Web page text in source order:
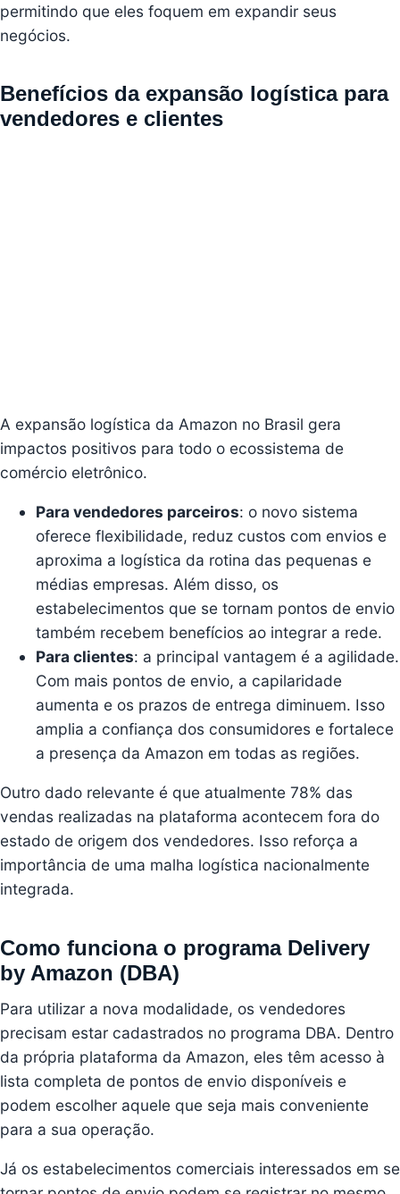
permitindo que eles foquem em expandir seus
negócios.
Benefícios da expansão logística para
vendedores e clientes
A expansão logística da Amazon no Brasil gera
impactos positivos para todo o ecossistema de
comércio eletrônico.
Para vendedores parceiros: o novo sistema
oferece flexibilidade, reduz custos com envios e
aproxima a logística da rotina das pequenas e
médias empresas. Além disso, os
estabelecimentos que se tornam pontos de envio
também recebem benefícios ao integrar a rede.
Para clientes: a principal vantagem é a agilidade.
Com mais pontos de envio, a capilaridade
aumenta e os prazos de entrega diminuem. Isso
amplia a confiança dos consumidores e fortalece
a presença da Amazon em todas as regiões.
Outro dado relevante é que atualmente 78% das
vendas realizadas na plataforma acontecem fora do
estado de origem dos vendedores. Isso reforça a
importância de uma malha logística nacionalmente
integrada.
Como funciona o programa Delivery
by Amazon (DBA)
Para utilizar a nova modalidade, os vendedores
precisam estar cadastrados no programa DBA. Dentro
da própria plataforma da Amazon, eles têm acesso à
lista completa de pontos de envio disponíveis e
podem escolher aquele que seja mais conveniente
para a sua operação.
Já os estabelecimentos comerciais interessados em se